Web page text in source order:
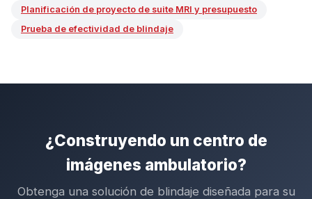
Planificación de proyecto de suite MRI y presupuesto
Prueba de efectividad de blindaje
¿Construyendo un centro de
imágenes ambulatorio?
Obtenga una solución de blindaje diseñada para su